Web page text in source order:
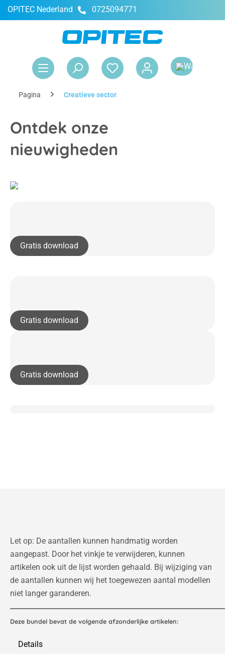
OPITEC Nederland 0725094771
Pagina Creatieve sector
Ontdek onze
nieuwigheden
Gratis download
Gratis download
Gratis download
Let op: De aantallen kunnen handmatig worden
aangepast. Door het vinkje te verwijderen, kunnen
artikelen ook uit de lijst worden gehaald. Bij wijziging van
de aantallen kunnen wij het toegewezen aantal modellen
niet langer garanderen.
Deze bundel bevat de volgende afzonderlijke artikelen:
Details